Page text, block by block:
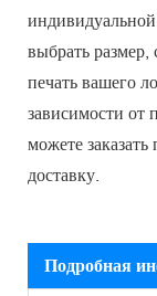
выбрать размер,
печать вашего
зависимости от
можете
доставку.
Подробная